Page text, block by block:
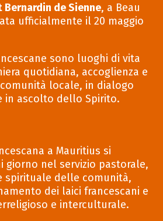
Bernardin de Sienne, a Beau
ufficialmente il 20 maggio
sono luoghi di vita
quotidiana, accoglienza e
locale, in dialogo
in ascolto dello Spirito.
a Mauritius si
giorno nel servizio pastorale,
spirituale delle comunità,
dei laici francescani e
e interculturale.